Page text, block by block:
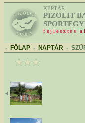
KÉPTÁR
PIZOLIT
fejlesztés
- FŐLAP - NAPTÁR -